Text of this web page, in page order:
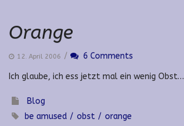
Orange
12. April 2006 / 6 Comments
Ich glaube, ich ess jetzt mal ein wenig Obst…
Blog
be amused
obst
orange